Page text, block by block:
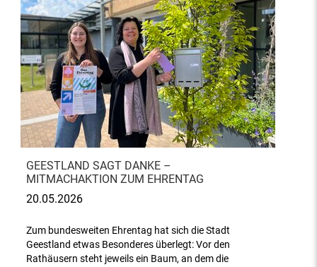
GEESTLAND SAGT DANKE –
MITMACHAKTION ZUM EHRENTAG
20.05.2026
Zum bundesweiten Ehrentag hat sich die Stadt
Geestland etwas Besonderes überlegt: Vor den
Rathäusern steht jeweils ein Baum, an dem die